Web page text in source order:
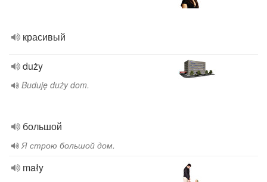
красивый
duży
Buduję duży dom.
большой
Я строю большой дом.
mały